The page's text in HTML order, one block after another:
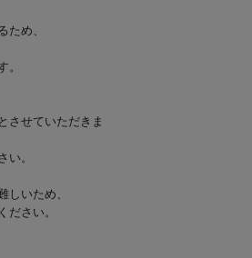
ため、
。
させていただきま
い。
しいため、
ださい。